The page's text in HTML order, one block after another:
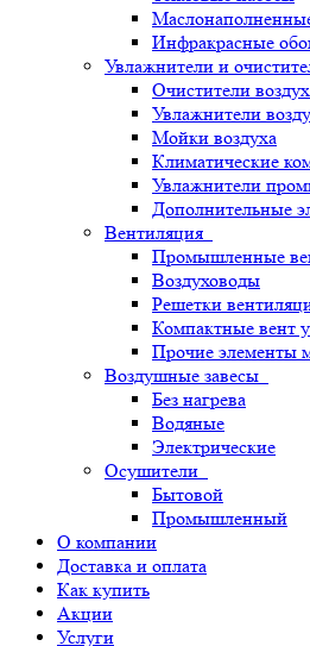
Инфракрасные
Увлажнители и
Очистители
Увлажнители
Мойки воздуха
Климатические
Увлажнители
Дополнительные
Вентиляция
Промышленные
Воздуховоды
Решетки
Компактные вент
Прочие элементы
Воздушные завесы
Без нагрева
Водяные
Электрические
Осушители
Бытовой
Промышленный
О компании
Доставка и оплата
Как купить
Акции
Услуги